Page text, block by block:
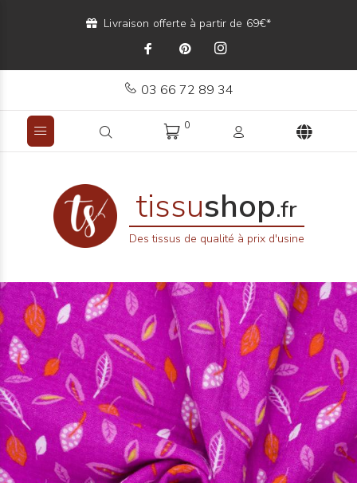
Livraison offerte à partir de 69€*
03 66 72 89 34
0
tissushop.fr
Des tissus de qualité à prix d'usine